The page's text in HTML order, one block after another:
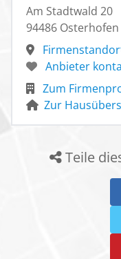
Am Stadtwald 20
94486 Osterhofen
Anbieter
Zum
Zur
Teile